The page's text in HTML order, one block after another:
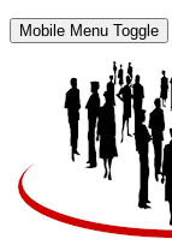
Mobile Menu Toggle